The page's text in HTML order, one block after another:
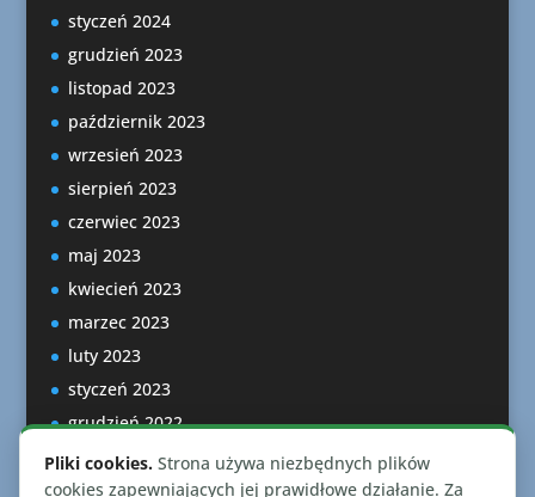
styczeń 2024
grudzień 2023
listopad 2023
październik 2023
wrzesień 2023
sierpień 2023
czerwiec 2023
maj 2023
kwiecień 2023
marzec 2023
luty 2023
styczeń 2023
grudzień 2022
listopad 2022
październik 2022
Pliki cookies. Strona używa niezbędnych plików
cookies zapewniających jej prawidłowe działanie. Za